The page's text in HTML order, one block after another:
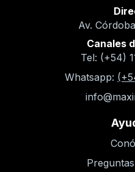
Av.
Canales
Tel: (+54)
Whatsapp: